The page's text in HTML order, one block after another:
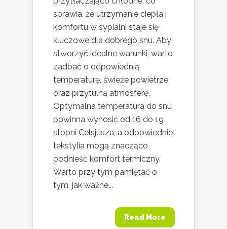
sprawia, że utrzymanie ciepła i
komfortu w sypialni staje się
kluczowe dla dobrego snu. Aby
stworzyć idealne warunki, warto
zadbać o odpowiednią
temperaturę, świeże powietrze
oraz przytulną atmosferę.
Optymalna temperatura do snu
powinna wynosić od 16 do 19
stopni Celsjusza, a odpowiednie
tekstylia mogą znacząco
podnieść komfort termiczny.
Warto przy tym pamiętać o
tym, jak ważne...
Read More